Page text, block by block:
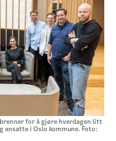
for å gjøre hverdagen litt
ansatte i Oslo kommune. Foto: